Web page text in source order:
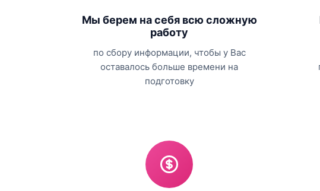
Мы берем на себя всю сложную
работу
по сбору информации, чтобы у Вас
оставалось больше времени на
подготовку